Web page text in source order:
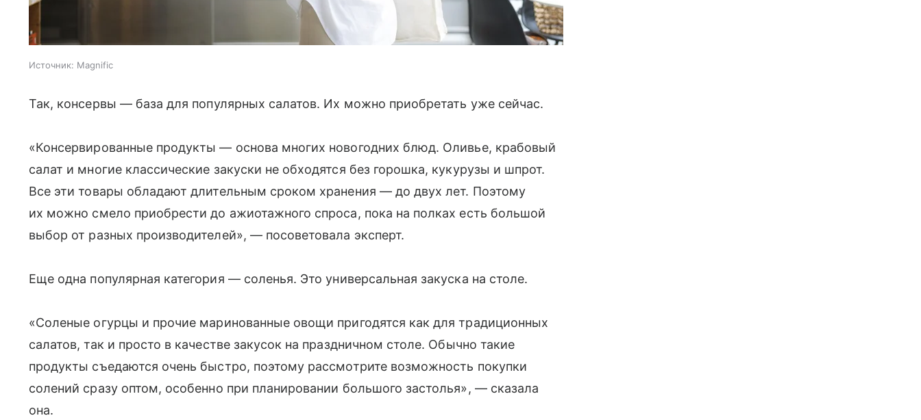
Источник: Magnific
Так, консервы — база для популярных салатов. Их можно приобретать уже сейчас.
«Консервированные продукты — основа многих новогодних блюд. Оливье, крабовый
салат и многие классические закуски не обходятся без горошка, кукурузы и шпрот.
Все эти товары обладают длительным сроком хранения — до двух лет. Поэтому
их можно смело приобрести до ажиотажного спроса, пока на полках есть большой
выбор от разных производителей», — посоветовала эксперт.
Еще одна популярная категория — соленья. Это универсальная закуска на столе.
«Соленые огурцы и прочие маринованные овощи пригодятся как для традиционных
салатов, так и просто в качестве закусок на праздничном столе. Обычно такие
продукты съедаются очень быстро, поэтому рассмотрите возможность покупки
солений сразу оптом, особенно при планировании большого застолья», — сказала
она.